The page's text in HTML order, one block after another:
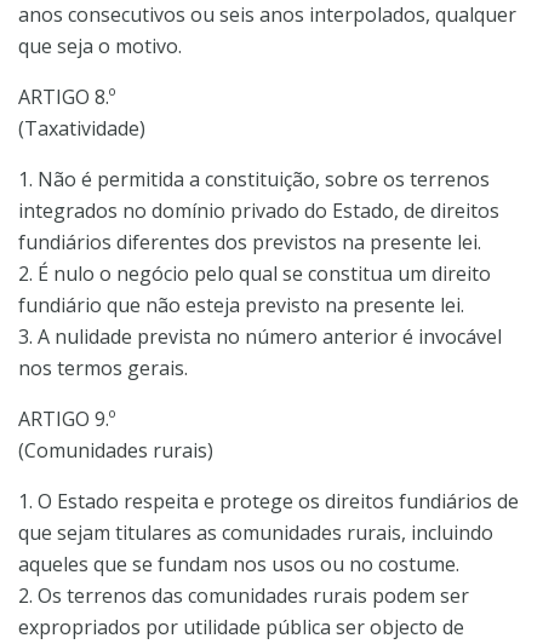
anos consecutivos ou seis anos interpolados, qualquer
que seja o motivo.
ARTIGO 8.º
(Taxatividade)
1. Não é permitida a constituição, sobre os terrenos
integrados no domínio privado do Estado, de direitos
fundiários diferentes dos previstos na presente lei.
2. É nulo o negócio pelo qual se constitua um direito
fundiário que não esteja previsto na presente lei.
3. A nulidade prevista no número anterior é invocável
nos termos gerais.
ARTIGO 9.º
(Comunidades rurais)
1. O Estado respeita e protege os direitos fundiários de
que sejam titulares as comunidades rurais, incluindo
aqueles que se fundam nos usos ou no costume.
2. Os terrenos das comunidades rurais podem ser
expropriados por utilidade pública ser objecto de